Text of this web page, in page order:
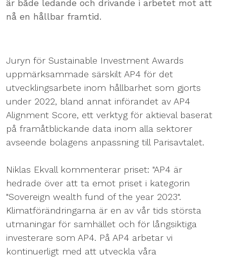
är både ledande och drivande i arbetet mot att
nå en hållbar framtid.
Juryn för Sustainable Investment Awards
uppmärksammade särskilt AP4 för det
utvecklingsarbete inom hållbarhet som gjorts
under 2022, bland annat införandet av AP4
Alignment Score, ett verktyg för aktieval baserat
på framåtblickande data inom alla sektorer
avseende bolagens anpassning till Parisavtalet.
Niklas Ekvall kommenterar priset: "AP4 är
hedrade över att ta emot priset i kategorin
"Sovereign wealth fund of the year 2023".
Klimatförändringarna är en av vår tids största
utmaningar för samhället och för långsiktiga
investerare som AP4. På AP4 arbetar vi
kontinuerligt med att utveckla våra